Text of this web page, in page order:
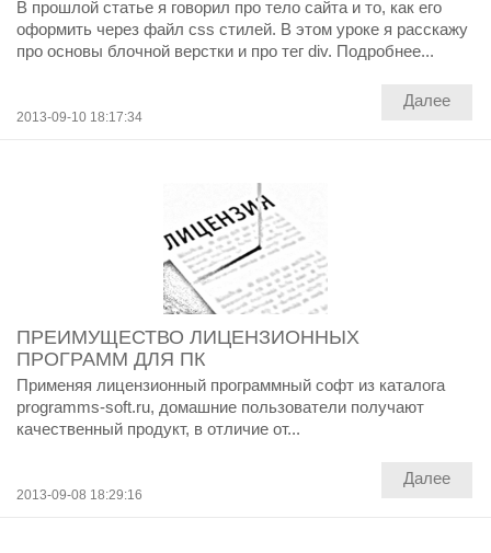
В прошлой статье я говорил про тело сайта и то, как его
оформить через файл css стилей. В этом уроке я расскажу
про основы блочной верстки и про тег div. Подробнее...
2013-09-10 18:17:34
Далее
ПРЕИМУЩЕСТВО ЛИЦЕНЗИОННЫХ
ПРОГРАММ ДЛЯ ПК
Применяя лицензионный программный софт из каталога
programms-soft.ru, домашние пользователи получают
качественный продукт, в отличие от...
2013-09-08 18:29:16
Далее